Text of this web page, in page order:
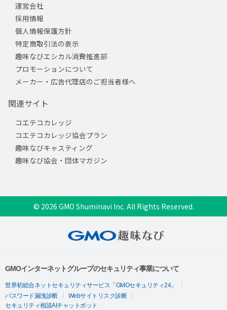
運営会社
採用情報
個人情報保護方針
特定商取引法の表示
趣味なびエシカル消費推進部
プロモーションについて
メーカー・広告代理店のご担当者様へ
関連サイト
コエテコカレッジ
コエテコカレッジ協会プラン
趣味なびキャスティング
趣味なび協会・団体マガジン
© 2026 GMO Shuminavi Inc. All Rights Reserved.